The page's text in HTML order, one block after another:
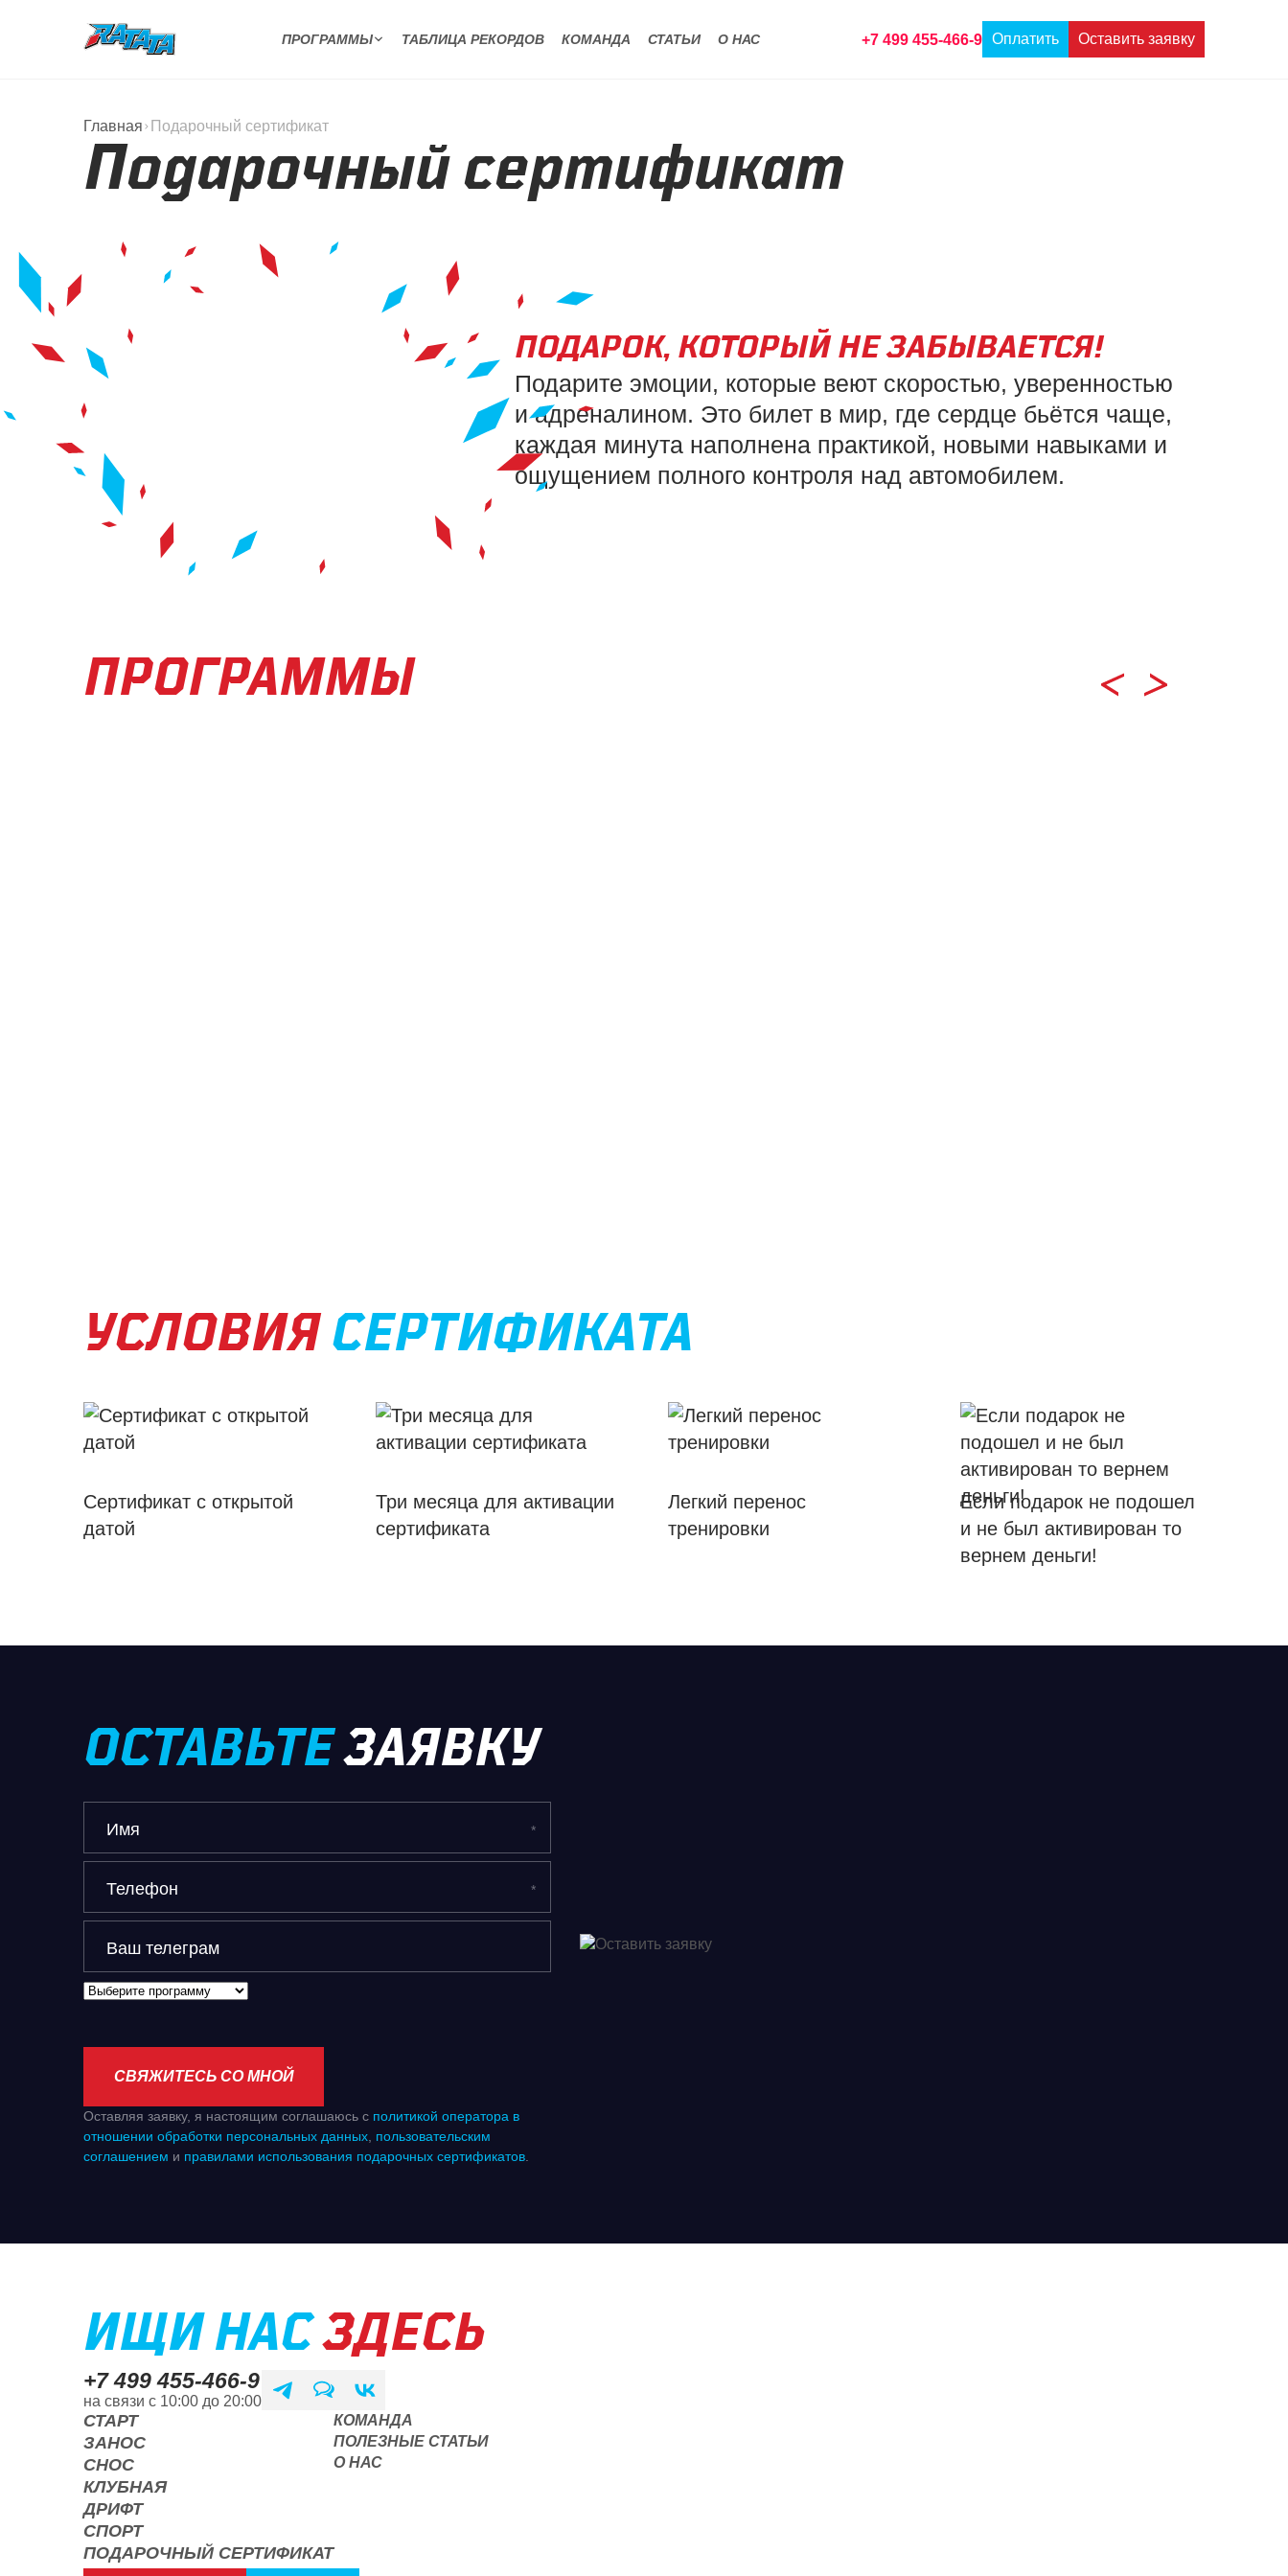
ПРОГРАММЫ ТАБЛИЦА РЕКОРДОВ КОМАНДА СТАТЬИ О НАС +7 499 455-466-9 Оплатить Оставить заявку
Главная Подарочный сертификат
Подарочный сертификат
ПОДАРОК, КОТОРЫЙ НЕ ЗАБЫВАЕТСЯ!
Подарите эмоции, которые веют скоростью, уверенностью
и адреналином. Это билет в мир, где сердце бьётся чаще,
каждая минута наполнена практикой, новыми навыками и
ощущением полного контроля над автомобилем.
ПРОГРАММЫ
УСЛОВИЯСЕРТИФИКАТА
Сертификат с открытой
датой
Три месяца для активации
сертификата
Легкий перенос
тренировки
Если подарок не подошел
и не был активирован то
вернем деньги!
ОСТАВЬТЕЗАЯВКУ
Имя
Телефон
Ваш телеграм
СВЯЖИТЕСЬ СО МНОЙ
Оставляя заявку, я настоящим соглашаюсь с политикой оператора в
отношении обработки персональных данных пользовательским
соглашением и правилами использования подарочных сертификатов
ИЩИ НАСЗДЕСЬ
+7 499 455-466-9
на связи с 10:00 до 20:00
СТАРТ
ЗАНОС
СНОС
КЛУБНАЯ
ДРИФТ
СПОРТ
ПОДАРОЧНЫЙ СЕРТИФИКАТ
КОМАНДА
ПОЛЕЗНЫЕ СТАТЬИ
О НАС